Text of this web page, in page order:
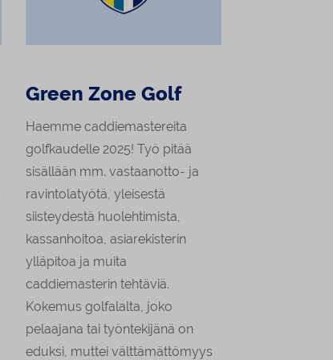
Green Zone Golf
Haemme caddiemastereita
golfkaudelle 2025! Työ pitää
sisällään mm. vastaanotto- ja
ravintolatyötä, yleisestä
siisteydestä huolehtimista,
kassanhoitoa, asiarekisterin
ylläpitoa ja muita
caddiemasterin tehtäviä.
Kokemus golfalalta, joko
pelaajana tai työntekijänä on
eduksi, muttei välttämättömyys